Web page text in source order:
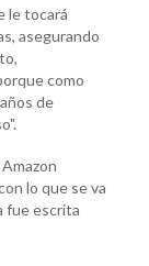
le tocará
asegurando
como
de
lo que se va
fue escrita